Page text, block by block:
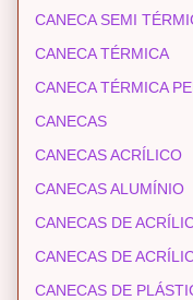
CANECA SEMI
CANECA TÉRMICA
CANECA TÉRMICA
CANECAS
CANECAS ACRÍLICO
CANECAS ALUMÍNIO
CANECAS DE
CANECAS DE
CANECAS DE